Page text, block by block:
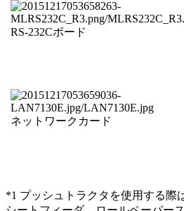
RS-232Cボード
ネットワークカード
*1 プッシュトラクタを使用する際